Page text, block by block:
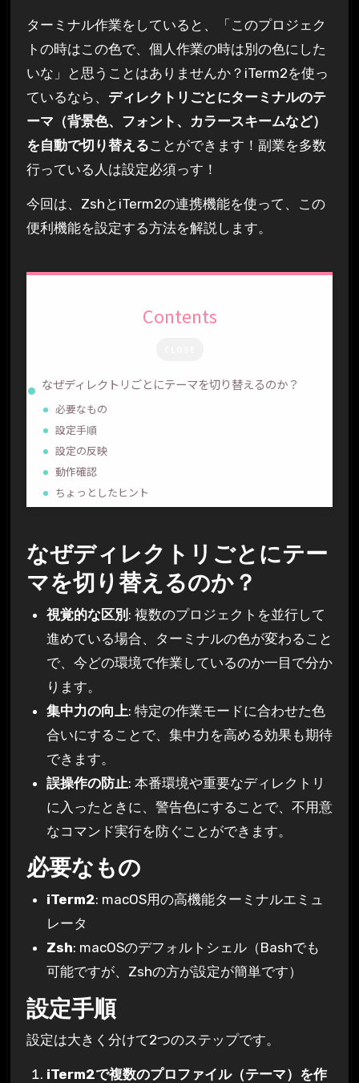
ターミナル作業をしていると、「このプロジェク
トの時はこの色で、個人作業の時は別の色にした
いな」と思うことはありませんか？iTerm2を使っ
ているなら、 ディレクトリごとにターミナルのテ
ーマ（背景色、フォント、カラースキームなど）
を自動で切り替えることができます！副業を多数
行っている人は設定必須っす！
今回は、ZshとiTerm2の連携機能を使って、この
便利機能を設定する方法を解説します。
Contents
なぜディレクトリごとにテーマを切り替えるのか？
必要なもの
設定手順
設定の反映
動作確認
ちょっとしたヒント
なぜディレクトリごとにテー
マを切り替えるのか？
視覚的な区別 : 複数のプロジェクトを並行して
進めている場合、ターミナルの色が変わること
で、今どの環境で作業しているのか一目で分か
ります。
集中力の向上: 特定の作業モードに合わせた色
合いにすることで、集中力を高める効果も期待
できます。
誤操作の防止: 本番環境や重要なディレクトリ
に入ったときに、警告色にすることで、不用意
なコマンド実行を防ぐことができます。
必要なもの
iTerm2: macOS用の高機能ターミナルエミュ
レータ
Zsh: macOSのデフォルトシェル（Bashでも
可能ですが、Zshの方が設定が簡単です）
設定手順
設定は大きく分けて2つのステップです。
iTerm2で複数のプロファイル（テーマ）を作